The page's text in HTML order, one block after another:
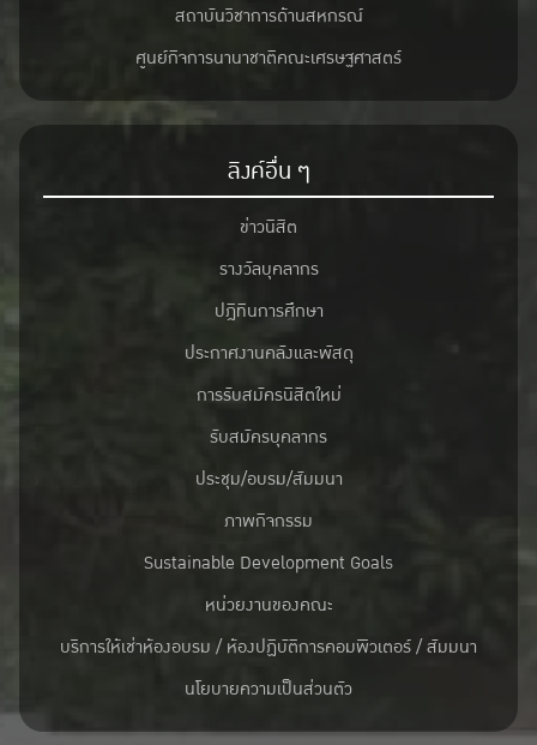
สถาบันวิชาการด้านสหกรณ์
ศูนย์กิจการนานาชาติคณะเศรษฐศาสตร์
ลิงค์อื่น ๆ
ข่าวนิสิต
รางวัลบุคลากร
ปฎิทินการศึกษา
ประกาศงานคลังและพัสดุ
การรับสมัครนิสิตใหม่
รับสมัครบุคลากร
ประชุม/อบรม/สัมมนา
ภาพกิจกรรม
Sustainable Development Goals
หน่วยงานของคณะ
บริการให้เช่าห้องอบรม / ห้องปฏิบัติการคอมพิวเตอร์ / สัมมนา
นโยบายความเป็นส่วนตัว